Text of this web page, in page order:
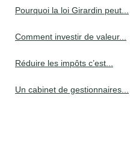
Pourquoi la loi Girardin peut...
Comment investir de valeur...
Réduire les impôts c’est...
Un cabinet de gestionnaires...